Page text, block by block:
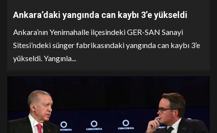
Ankara’daki yangında can kaybı 3’e yükseldi
Ankara’nın Yenimahalle ilçesindeki GER-SAN Sanayi
Sitesi’ndeki sünger fabrikasındaki yangında can kaybı 3’e
yükseldi. Yangınla...